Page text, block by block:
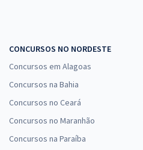
CONCURSOS NO NORDESTE
Concursos em Alagoas
Concursos na Bahia
Concursos no Ceará
Concursos no Maranhão
Concursos na Paraíba